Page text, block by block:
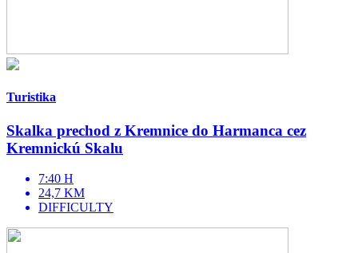
Turistika
Skalka prechod z Kremnice do Harmanca cez
Kremnickú Skalu
7:40 H
24,7 KM
DIFFICULTY